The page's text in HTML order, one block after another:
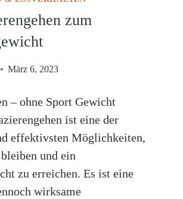
zum
März 6, 2023
– ohne Sport Gewicht
ist eine der
effektivsten Möglichkeiten,
und ein
zu erreichen. Es ist eine
wirksame